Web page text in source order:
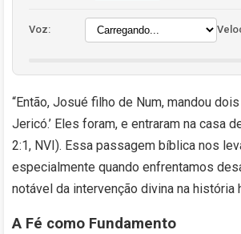
Voz:
“Então, Josué filho de Num, mandou
Jericó.’ Eles foram, e entraram na casa
2:1, NVI). Essa passagem bíblica nos
especialmente quando enfrentamos
notável da intervenção divina na
A Fé como Fundamento